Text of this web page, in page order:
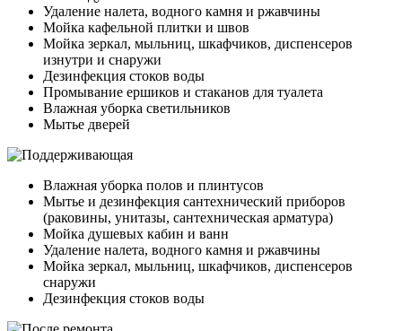
Удаление налета, водного камня и ржавчины
Мойка кафельной плитки и швов
Мойка зеркал, мыльниц, шкафчиков, диспенсеров
изнутри и снаружи
Дезинфекция стоков воды
Промывание ершиков и стаканов для туалета
Влажная уборка светильников
Мытье дверей
Влажная уборка полов и плинтусов
Мытье и дезинфекция сантехнический приборов
(раковины, унитазы, сантехническая арматура)
Мойка душевых кабин и ванн
Удаление налета, водного камня и ржавчины
Мойка зеркал, мыльниц, шкафчиков, диспенсеров
снаружи
Дезинфекция стоков воды